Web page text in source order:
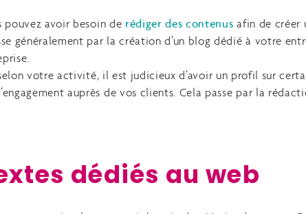
avoir besoin de rédiger des contenus afin de créer
généralement par la création d’un blog dédié à votre
votre activité, il est judicieux d’avoir un profil sur
auprès de vos clients. Cela passe par la
dédiés au web